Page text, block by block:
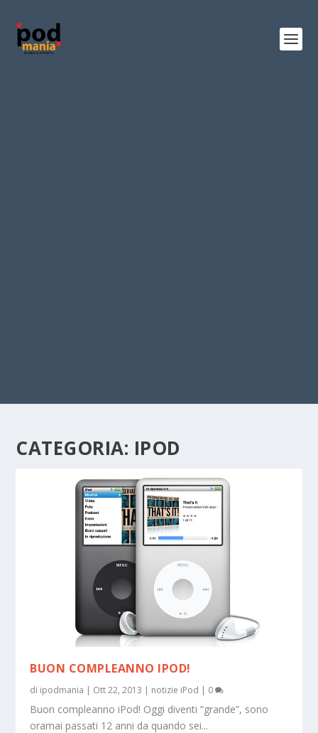
CATEGORIA: IPOD
BUON COMPLEANNO IPOD!
di ipodmania | Ott 22, 2013 | notizie iPod | 0
Buon compleanno iPod! Oggi diventi “grande”, sono
oramai passati 12 anni da quando sei...